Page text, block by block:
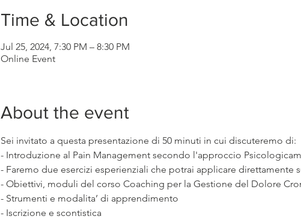
Time & Location
Jul 25, 2024, 7:30 PM – 8:30 PM
Online Event
About the event
Sei invitato a questa presentazione di 50 minuti in cui discuteremo di:
- Introduzione al Pain Management secondo l'approccio
- Faremo due esercizi esperienziali che potrai applicare direttamente
- Obiettivi, moduli del corso Coaching per la Gestione del Dolore
- Strumenti e modalita’ di apprendimento
- Iscrizione e scontistica